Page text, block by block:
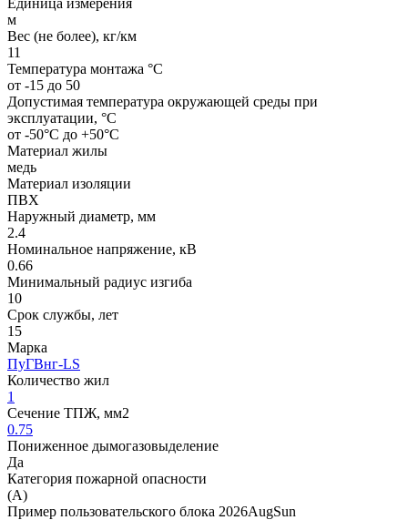
м
Вес (не более), кг/км
11
Температура монтажа °C
от -15 до 50
Допустимая температура окружающей среды при
эксплуатации, °C
от -50°С до +50°С
Материал жилы
медь
Материал изоляции
ПВХ
Наружный диаметр, мм
2.4
Номинальное напряжение, кВ
0.66
Минимальный радиус изгиба
10
Срок службы, лет
15
Марка
ПуГВнг-LS
Количество жил
1
Сечение ТПЖ, мм2
0.75
Пониженное дымогазовыделение
Да
Категория пожарной опасности
(A)
Пример пользовательского блока 2026AugSun